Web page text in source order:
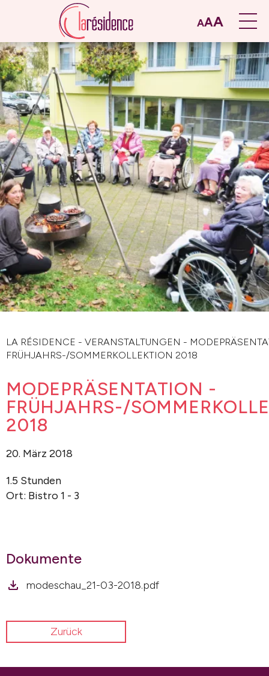
AAA
LA RÉSIDENCE - VERANSTALTUNGEN -
FRÜHJAHRS-/SOMMERKOLLEKTION 2018
MODEPRÄSENTATION -
FRÜHJAHRS-/
2018
20. März 2018
1.5 Stunden
Ort: Bistro 1 - 3
Dokumente
modeschau_21-03-2018.pdf
Zurück